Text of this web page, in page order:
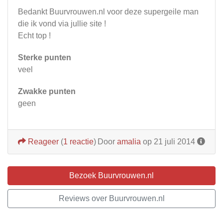
Bedankt Buurvrouwen.nl voor deze supergeile man
die ik vond via jullie site !
Echt top !
Sterke punten
veel
Zwakke punten
geen
Door amalia op 21 juli 2014
Reageer (1 reactie)
Bezoek Buurvrouwen.nl
Reviews over Buurvrouwen.nl